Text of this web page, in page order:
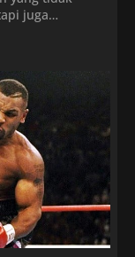
juga
Las Vegas
New
ke ring